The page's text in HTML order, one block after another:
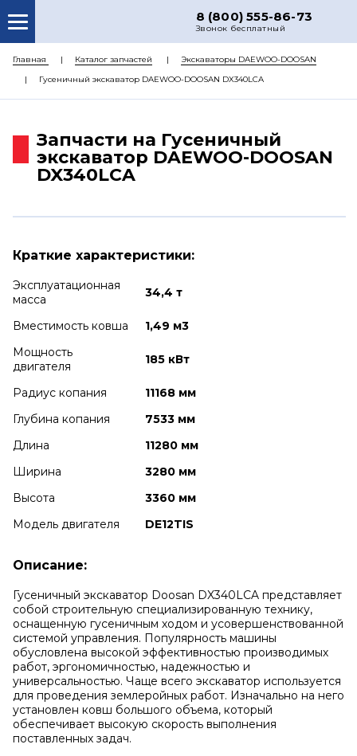
8 (800) 555-86-73
Звонок бесплатный
О НАС
КАТАЛОГ ЗАПЧАСТЕЙ
ДОСТАВКА
Главная Каталог запчастей
Экскаваторы DAEWOO-DOOSAN
Гусеничный экскаватор DAEWOO-DOOSAN DX340LCA
Запчасти на Гусеничный
экскаватор DAEWOO-DOOSAN
DX340LCA
Краткие характеристики:
Эксплуатационная
масса
34,4 т
Вместимость ковша
1,49 м3
Мощность
двигателя
185 кВт
Радиус копания
11168 мм
Глубина копания
7533 мм
Длина
11280 мм
Ширина
3280 мм
Высота
3360 мм
Модель двигателя
DE12TIS
Описание:
Гусеничный экскаватор Doosan DX340LCA представляет
собой строительную специализированную технику,
оснащенную гусеничным ходом и усовершенствованной
системой управления. Популярность машины
обусловлена высокой эффективностью производимых
работ, эргономичностью, надежностью и
универсальностью. Чаще всего экскаватор используется
для проведения землеройных работ. Изначально на него
установлен ковш большого объема, который
обеспечивает высокую скорость выполнения
поставленных задач.